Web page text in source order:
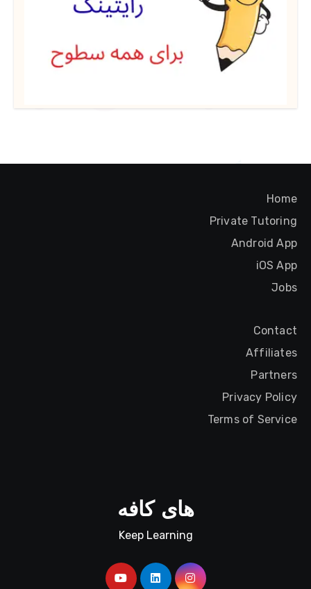
Home
Private Tutoring
Android App
iOS App
Jobs
Contact
Affiliates
Partners
Privacy Policy
Terms of Service
های کافه
Keep Learning